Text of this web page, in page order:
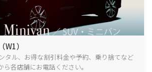
）
タル、お得な割引料金や予約、乗り捨てなど
各店舗にお電話ください。